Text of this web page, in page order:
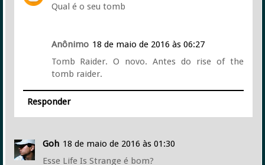
Qual é o seu tomb
Anônimo 18 de maio de 2016 às 06:27
Tomb Raider. O novo. Antes do rise of the
tomb raider.
Responder
Goh 18 de maio de 2016 às 01:30
Esse Life Is Strange é bom?